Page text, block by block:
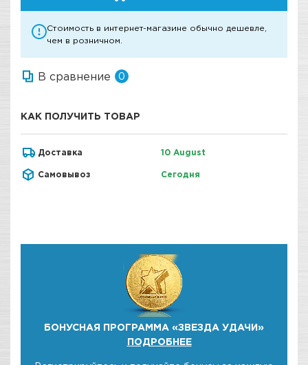
Стоимость в интернет-магазине обычно дешевле,
чем в розничном.
В сравнение 0
КАК ПОЛУЧИТЬ ТОВАР
Доставка 10 August
Самовывоз Сегодня
БОНУСНАЯ ПРОГРАММА «ЗВЕЗДА УДАЧИ»
ПОДРОБНЕЕ